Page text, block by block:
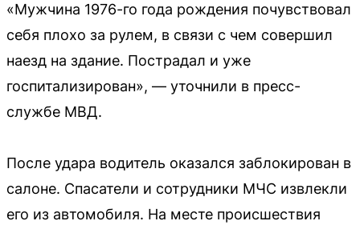
«Мужчина 1976-го года рождения почувствовал
себя плохо за рулем, в связи с чем совершил
наезд на здание. Пострадал и уже
госпитализирован», — уточнили в пресс-
службе МВД.
После удара водитель оказался заблокирован в
салоне. Спасатели и сотрудники МЧС извлекли
его из автомобиля. На месте происшествия